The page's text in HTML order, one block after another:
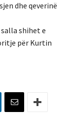
dhe qeverinë
shihet e
për Kurtin